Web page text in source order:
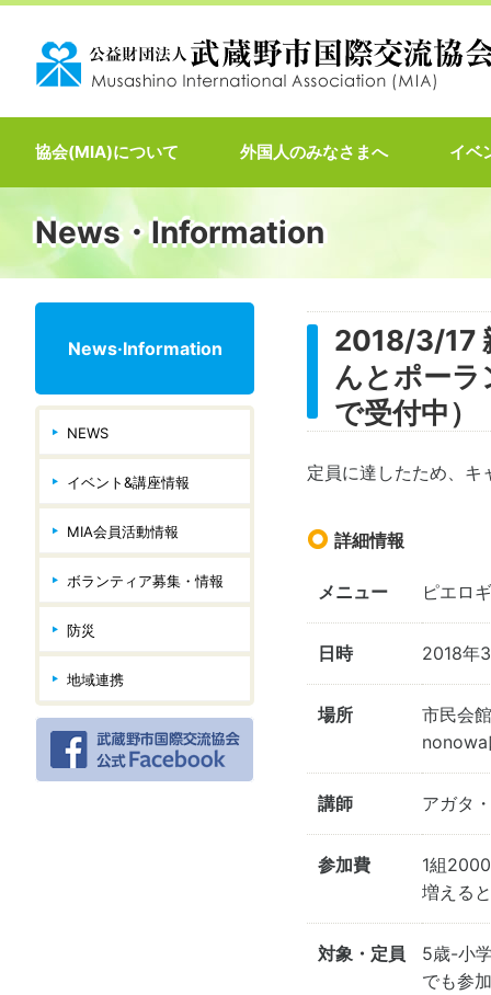
協会(MIA)について 外国人のみなさまへ イベ
News・Information
News·Information
NEWS
イベント&講座情報
MIA会員活動情報
ボランティア募集・情報
防災
地域連携
2018/3/17
んとポー
で受付中）
定員に達したため、キ
詳細情報
メニュー ピエロ
日時 2018年
場所
市民会
講師 アガタ
参加費
1組
増える
対象・定員
5歳-小
でも参